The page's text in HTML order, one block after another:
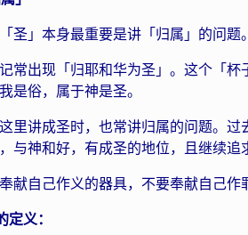
圣」本身最重要是讲「归属」的问题
常出现「归耶和华为圣」。这个「
是俗，属于神是圣。
里讲成圣时，也常讲归属的问题。
与神和好，有成圣的地位，且继续追
献自己作义的器具，不要奉献自己作
定义：